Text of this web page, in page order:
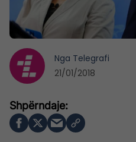
Nga Telegrafi
21/01/2018